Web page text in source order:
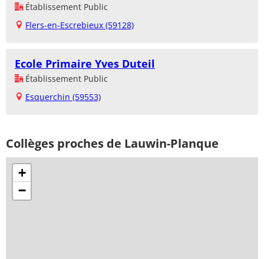
Établissement Public
Flers-en-Escrebieux (59128)
Ecole Primaire Yves Duteil
Établissement Public
Esquerchin (59553)
Collèges proches de Lauwin-Planque
+
−